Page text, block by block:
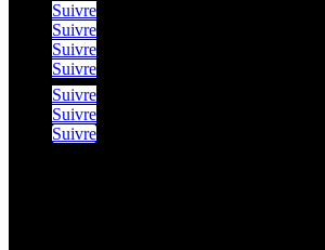
Suivre
Suivre
Suivre
Suivre
Suivre
Suivre
Suivre